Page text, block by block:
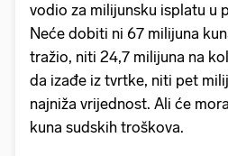
vodio za milijunsku isplatu u
Neće dobiti ni 67 milijuna
tražio, niti 24,7 milijuna na
da izađe iz tvrtke, niti pet
najniža vrijednost. Ali će
kuna sudskih troškova.